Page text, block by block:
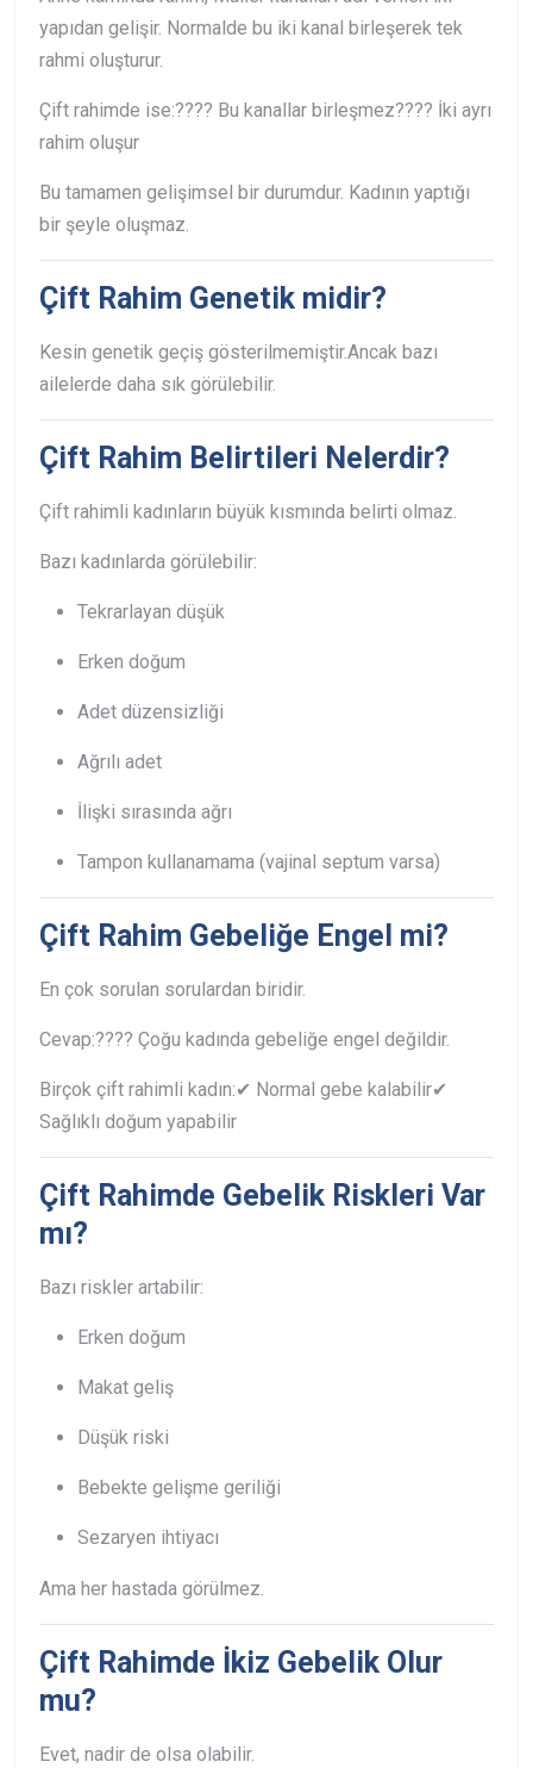
yapıdan gelişir. Normalde bu iki kanal birleşerek tek
rahmi oluşturur.
Çift rahimde ise:???? Bu kanallar birleşmez???? İki ayrı
rahim oluşur
Bu tamamen gelişimsel bir durumdur. Kadının yaptığı
bir şeyle oluşmaz.
Çift Rahim Genetik midir?
Kesin genetik geçiş gösterilmemiştir.Ancak bazı
ailelerde daha sık görülebilir.
Çift Rahim Belirtileri Nelerdir?
Çift rahimli kadınların büyük kısmında belirti olmaz.
Bazı kadınlarda görülebilir:
Tekrarlayan düşük
Erken doğum
Adet düzensizliği
Ağrılı adet
İlişki sırasında ağrı
Tampon kullanamama (vajinal septum varsa)
Çift Rahim Gebeliğe Engel mi?
En çok sorulan sorulardan biridir.
Cevap:???? Çoğu kadında gebeliğe engel değildir.
Birçok çift rahimli kadın:✔ Normal gebe kalabilir✔
Sağlıklı doğum yapabilir
Çift Rahimde Gebelik Riskleri Var
mı?
Bazı riskler artabilir:
Erken doğum
Makat geliş
Düşük riski
Bebekte gelişme geriliği
Sezaryen ihtiyacı
Ama her hastada görülmez.
Çift Rahimde İkiz Gebelik Olur
mu?
Evet, nadir de olsa olabilir.